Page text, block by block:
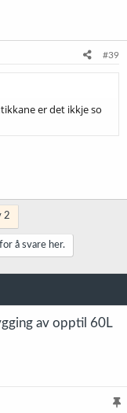
#39
er det ikkje so
2
å svare her.
av opptil 60L
K